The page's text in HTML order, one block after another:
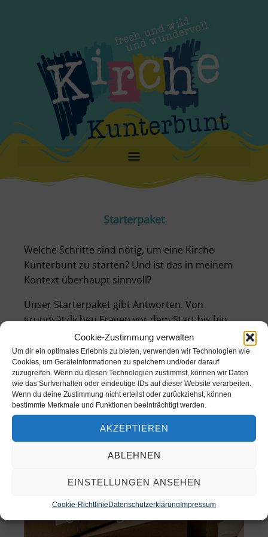
Cookie-Zustimmung verwalten
Um dir ein optimales Erlebnis zu bieten, verwenden wir Technologien wie
Cookies, um Geräteinformationen zu speichern und/oder darauf
zuzugreifen. Wenn du diesen Technologien zustimmst, können wir Daten
wie das Surfverhalten oder eindeutige IDs auf dieser Website verarbeiten.
Wenn du deine Zustimmung nicht erteilst oder zurückziehst, können
bestimmte Merkmale und Funktionen beeinträchtigt werden.
AKZEPTIEREN
ABLEHNEN
EINSTELLUNGEN ANSEHEN
Cookie-Richtlinie Datenschutzerklärung Impressum
Starterpaket
Welche Schritte sind nötig, um eine Kirche
Kunterbunt zu starten? Und ist das in meinem
Kontext überhaupt sinnvoll?
Unser Starterpaket gibt Antworten. Von
grundsätzlichen Fragen vor dem Start bis hin
zur Teamfindung undkonkreten Aufgaben.
Teamfindung und Aufgaben
Ideen für die drei ersten Treffen
25 gute Fragen für den Start